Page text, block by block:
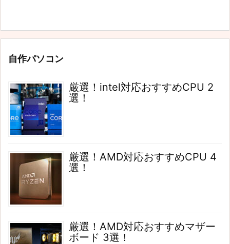
自作パソコン
厳選！intel対応おすすめCPU 2
選！
厳選！AMD対応おすすめCPU 4
選！
厳選！AMD対応おすすめマザー
ボード 3選！